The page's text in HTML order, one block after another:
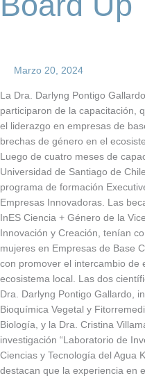
Marzo 20, 2024
La Dra. Darlyng Pontigo
participaron de la capacitación,
el liderazgo en empresas de
brechas de género en el
Luego de cuatro meses de
Universidad de Santiago de
programa de formación
Empresas Innovadoras. Las
InES Ciencia + Género de la
Innovación y Creación, tenían
mujeres en Empresas de Base
con promover el intercambio de
ecosistema local. Las dos
Dra. Darlyng Pontigo Gallardo,
Bioquímica Vegetal y
Biología, y la Dra. Cristina
investigación “Laboratorio de
Ciencias y Tecnología del Agua
destacan que la experiencia en